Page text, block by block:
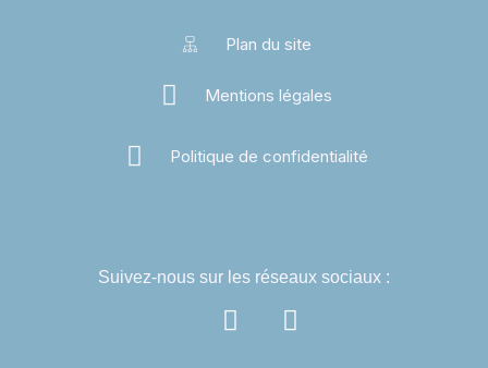
Plan du site
Mentions légales
Politique de confidentialité
Suivez-nous sur les réseaux sociaux :